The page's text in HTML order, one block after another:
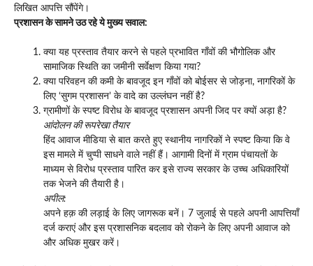
लिखित आपत्ति सौंपेंगे।
प्रशासन के सामने उठ रहे ये मुख्य सवाल:
क्या यह प्रस्ताव तैयार करने से पहले प्रभावित गाँवों की भौगोलिक और
सामाजिक स्थिति का जमीनी सर्वेक्षण किया गया?
क्या परिवहन की कमी के बावजूद इन गाँवों को बोईसर से जोड़ना, नागरिकों के
लिए ‘सुगम प्रशासन’ के वादे का उल्लंघन नहीं है?
ग्रामीणों के स्पष्ट विरोध के बावजूद प्रशासन अपनी जिद पर क्यों अड़ा है?
आंदोलन की रूपरेखा तैयार
हिंद आवाज मीडिया से बात करते हुए स्थानीय नागरिकों ने स्पष्ट किया कि वे
इस मामले में चुप्पी साधने वाले नहीं हैं। आगामी दिनों में ग्राम पंचायतों के
माध्यम से विरोध प्रस्ताव पारित कर इसे राज्य सरकार के उच्च अधिकारियों
तक भेजने की तैयारी है।
अपील:
अपने हक़ की लड़ाई के लिए जागरूक बनें। 7 जुलाई से पहले अपनी आपत्तियाँ
दर्ज कराएं और इस प्रशासनिक बदलाव को रोकने के लिए अपनी आवाज को
और अधिक मुखर करें।